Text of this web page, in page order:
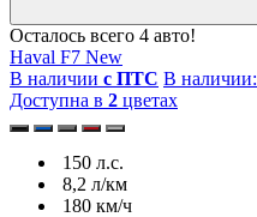
Осталось всего 4 авто!
Haval F7 New
В наличии с ПТС В наличии:
Доступна в 2 цветах
150 л.с.
8,2 л/км
180 км/ч